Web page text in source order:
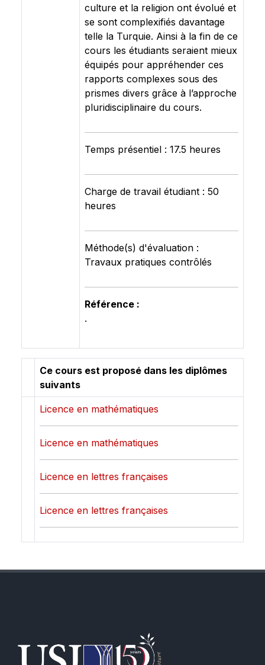
culture et la religion ont évolué et
se sont complexifiés davantage
telle la Turquie. Ainsi à la fin de ce
cours les étudiants seraient mieux
équipés pour appréhender ces
rapports complexes sous des
prismes divers grâce à l’approche
pluridisciplinaire du cours.
Temps présentiel : 17.5 heures
Charge de travail étudiant : 50
heures
Méthode(s) d'évaluation :
Travaux pratiques contrôlés
Référence :
.
Ce cours est proposé dans les diplômes
suivants
Licence en mathématiques
Licence en mathématiques
Licence en lettres françaises
Licence en lettres françaises